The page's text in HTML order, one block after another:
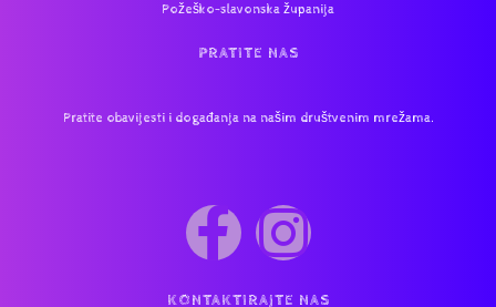
Požeško-slavonska županija
PRATITE NAS
Pratite obavijesti i događanja na našim društvenim mrežama.
KONTAKTIRAJTE NAS